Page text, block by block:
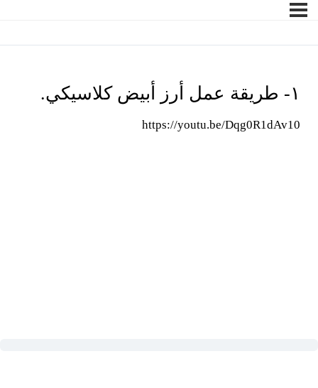
١- طريقة عمل أرز أبيض كلاسيكي.
https://youtu.be/Dqg0R1dAv10